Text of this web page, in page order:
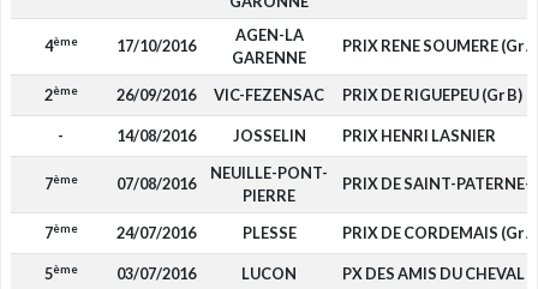
4ème 17/10/2016
AGEN-LA
GARENNE
PRIX RENE SOUMERE (Gr
2ème 26/09/2016 VIC-FEZENSAC PRIX DE RIGUEPEU (Gr B)
- 14/08/2016 JOSSELIN PRIX HENRI LASNIER
7ème 07/08/2016
NEUILLE-PONT-
PIERRE
PRIX DE SAINT-PATERNE-
7ème 24/07/2016 PLESSE PRIX DE CORDEMAIS (Gr
5ème 03/07/2016 LUCON PX DES AMIS DU CHEVAL